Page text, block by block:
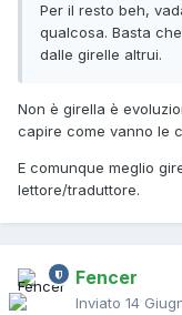
Per il resto beh,
qualcosa. Basta
dalle girelle altrui.
Non è girella è
capire come vanno le
E comunque meglio
lettore/traduttore.
Fencer
Inviato 14